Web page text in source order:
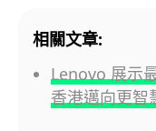
相關文章:
Lenovo 展示
香港邁向更智